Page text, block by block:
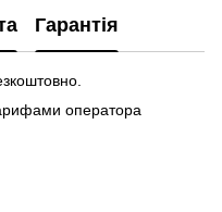
Гарантія
оператора